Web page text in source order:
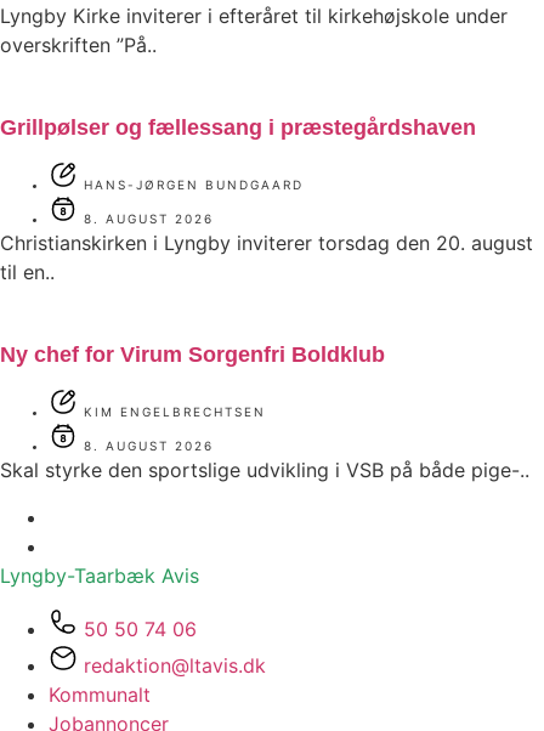
Lyngby Kirke inviterer i efteråret til kirkehøjskole under
overskriften ”På..
Grillpølser og fællessang i præstegårdshaven
HANS-JØRGEN BUNDGAARD
8. AUGUST 2026
Christianskirken i Lyngby inviterer torsdag den 20. august
til en..
Ny chef for Virum Sorgenfri Boldklub
KIM ENGELBRECHTSEN
8. AUGUST 2026
Skal styrke den sportslige udvikling i VSB på både pige-..
Lyngby-Taarbæk Avis
50 50 74 06
redaktion@ltavis.dk
Kommunalt
Jobannoncer